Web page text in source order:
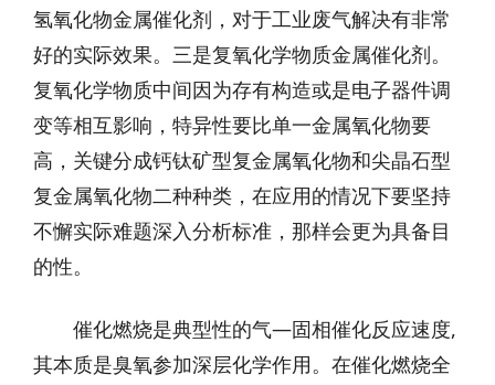
氢氧化物金属催化剂，对于工业废气解决有非常
好的实际效果。三是复氧化学物质金属催化剂。
复氧化学物质中间因为存有构造或是电子器件调
变等相互影响，特异性要比单一金属氧化物要
高，关键分成钙钛矿型复金属氧化物和尖晶石型
复金属氧化物二种种类，在应用的情况下要坚持
不懈实际难题深入分析标准，那样会更为具备目
的性。
催化燃烧是典型性的气—固相催化反应速度,
其本质是臭氧参加深层化学作用。在催化燃烧全